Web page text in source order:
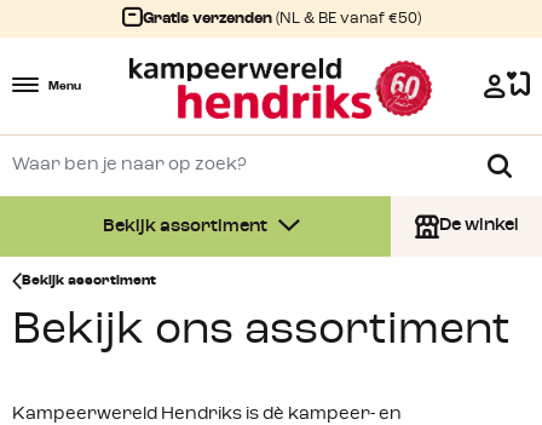
Gratis verzenden (NL & BE vanaf €50)
Menu
Bekijk assortiment De winkel
Bekijk assortiment
Bekijk ons assortiment
Kampeerwereld Hendriks is dè kampeer- en